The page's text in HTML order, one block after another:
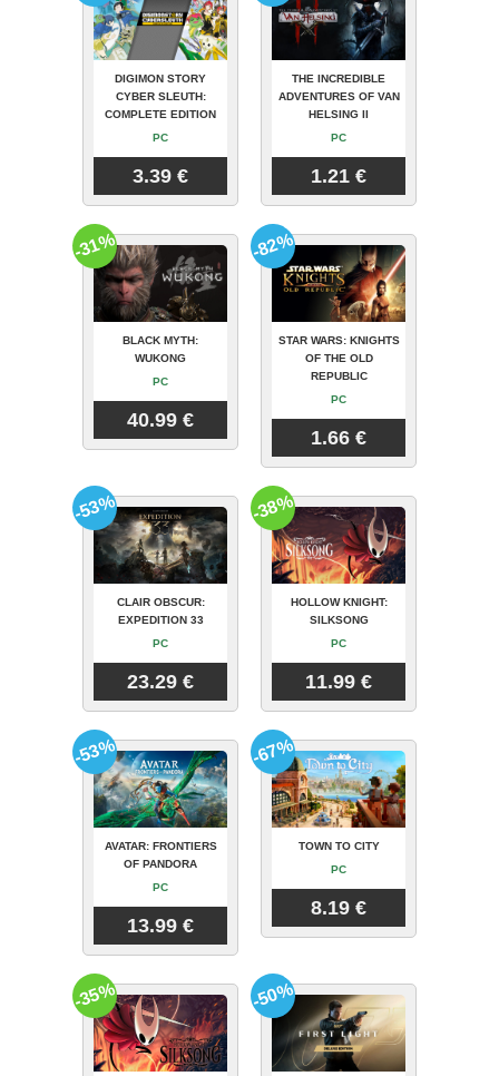
DIGIMON STORY
CYBER SLEUTH:
COMPLETE EDITION
PC
3.39 €
THE INCREDIBLE
ADVENTURES OF VAN
HELSING II
PC
1.21 €
BLACK MYTH:
WUKONG
PC
40.99 €
-31%
STAR WARS: KNIGHTS
OF THE OLD
REPUBLIC
PC
1.66 €
-82%
CLAIR OBSCUR:
EXPEDITION 33
PC
23.29 €
-53%
HOLLOW KNIGHT:
SILKSONG
PC
11.99 €
-38%
AVATAR: FRONTIERS
OF PANDORA
PC
13.99 €
-53%
TOWN TO CITY
PC
8.19 €
-67%
-35% -50%